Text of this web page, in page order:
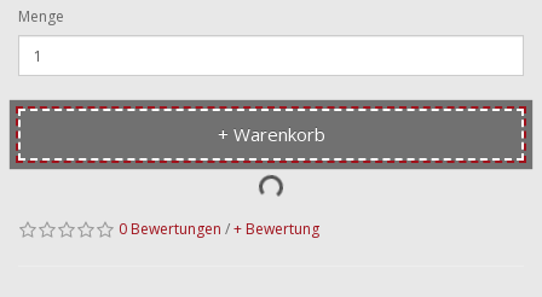
Menge
+ Warenkorb
0 Bewertungen /+ Bewertung